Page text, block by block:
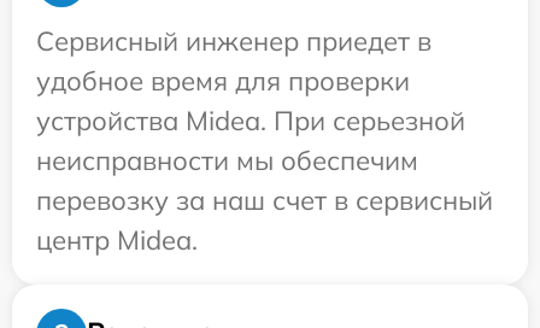
Сервисный инженер приедет в
удобное время для проверки
устройства Midea. При серьезной
неисправности мы обеспечим
перевозку за наш счет в сервисный
центр Midea.